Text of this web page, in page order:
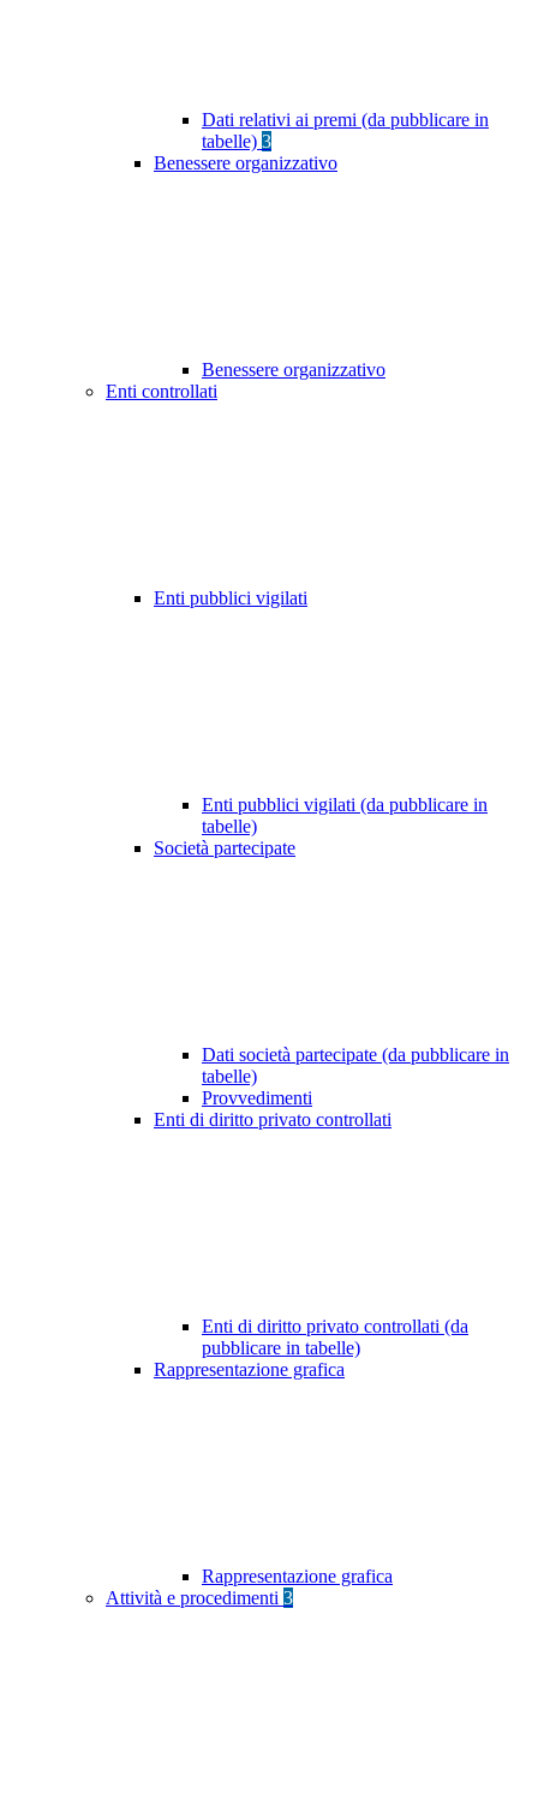
Dati relativi ai premi (da pubblicare in
tabelle) 3
Benessere organizzativo
Benessere organizzativo
Enti controllati
Enti pubblici vigilati
Enti pubblici vigilati (da pubblicare in
tabelle)
Società partecipate
Dati società partecipate (da pubblicare in
tabelle)
Provvedimenti
Enti di diritto privato controllati
Enti di diritto privato controllati (da
pubblicare in tabelle)
Rappresentazione grafica
Rappresentazione grafica
Attività e procedimenti 3